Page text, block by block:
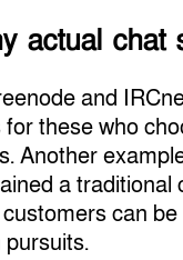
actual chat
and
these who
Another
a traditional
can